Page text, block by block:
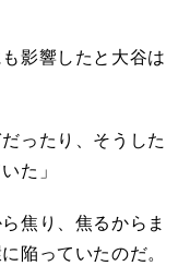
影響したと大谷は
ったり、そうした
た」
焦り、焦るからま
陥っていたのだ。